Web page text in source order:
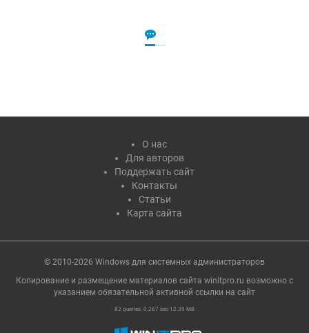
О нас
Для авторов
Поддержать сайт
Контакты
Статьи
Карта сайта
© 2010-2026 Windows для системных администраторов
Копирование и размещение материалов сайта winitpro.ru возможно с
указанием обязательной активной ссылки на cайт
82 queries. 0,267 sec 12.39 MB